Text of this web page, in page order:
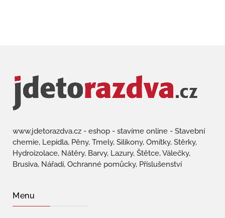
www.jdetorazdva.cz - eshop - stavíme online - Stavební
chemie, Lepidla, Pěny, Tmely, Silikony, Omítky, Stěrky,
Hydroizolace, Nátěry, Barvy, Lazury, Štětce, Válečky,
Brusiva, Nářadí, Ochranné pomůcky, Příslušenství
Menu